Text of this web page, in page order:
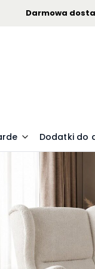
Darmowa
Dodatki do